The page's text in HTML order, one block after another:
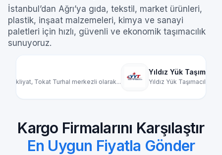
İstanbul’dan Ağrı’ya gıda, tekstil, market ürünleri,
plastik, inşaat malzemeleri, kimya ve sanayi
paletleri için hızlı, güvenli ve ekonomik taşımacılık
sunuyoruz.
Yıldız Yük Taşımacılık, Türkiye genelinde par... Mardin
Kargo Firmalarını Karşılaştır
En Uygun Fiyatla Gönder